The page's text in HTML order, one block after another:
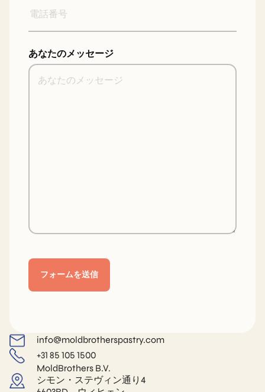
info@moldbrotherspastry.com
+31 85 105 1500
MoldBrothers B.V.
シモン・ステヴィン通り4
あなたのメッセージ